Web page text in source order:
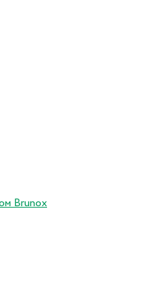
Brunox